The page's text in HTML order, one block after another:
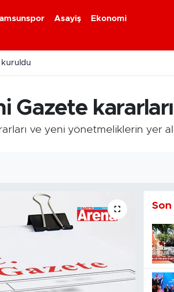
Asayiş
Ekonomi
kuruldu
Gazete kararları
ve yeni yönetmeliklerin yer